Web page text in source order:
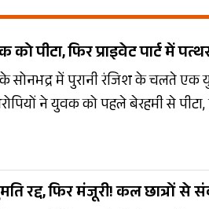
पीटा, फिर प्राइवेट पार्ट में
के सोनभद्र में पुरानी रंजिश के चलते
ने युवक को पहले बेरहमी से पीटा,
रद्द, फिर मंजूरी! कल छात्रों से